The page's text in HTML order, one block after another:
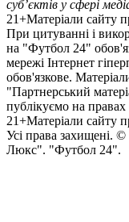
суб’єктів у сфері
21+Матеріали сайту
При цитуванні і
на "Футбол 24"
мережі Інтернет
обов'язкове.
"Партнерський
публікуємо на
21+Матеріали сайту
Усi права захищенi. ©
Люкс". "Футбол 24".